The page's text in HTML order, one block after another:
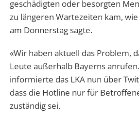
geschädigten oder besorgten
zu längeren Wartezeiten kam,
am Donnerstag sagte.
«Wir haben aktuell das Problem,
Leute außerhalb Bayerns
informierte das LKA nun über
dass die Hotline nur für
zuständig sei.